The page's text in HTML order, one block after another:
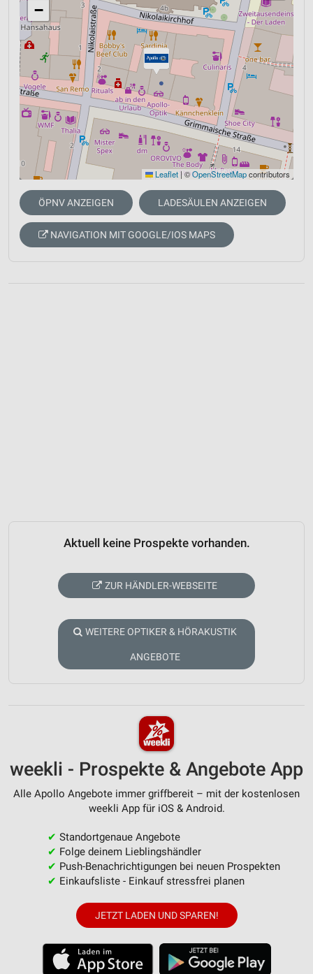
−
Leaflet|©OpenStreetMapcontributors
ÖPNV ANZEIGEN LADESÄULEN ANZEIGEN
NAVIGATION MIT GOOGLE/IOS MAPS
Aktuell keine Prospekte vorhanden.
ZUR HÄNDLER-WEBSEITE
WEITERE OPTIKER & HÖRAKUSTIK
ANGEBOTE
weekli - Prospekte & Angebote App
Alle Apollo Angebote immer griffbereit – mit der kostenlosen
weekli App für iOS & Android.
✔ Standortgenaue Angebote
✔ Folge deinem Lieblingshändler
✔ Push-Benachrichtigungen bei neuen Prospekten
✔ Einkaufsliste - Einkauf stressfrei planen
JETZT LADEN UND SPAREN!